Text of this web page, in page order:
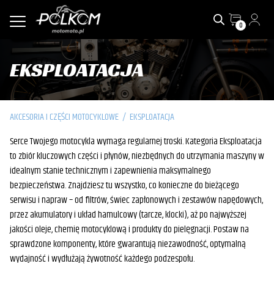
0
EKSPLOATACJA
AKCESORIA I CZĘŚCI MOTOCYKLOWE / EKSPLOATACJA
Serce Twojego motocykla wymaga regularnej troski. Kategoria Eksploatacja
to zbiór kluczowych części i płynów, niezbędnych do utrzymania maszyny w
idealnym stanie technicznym i zapewnienia maksymalnego
bezpieczeństwa. Znajdziesz tu wszystko, co konieczne do bieżącego
serwisu i napraw – od filtrów, świec zapłonowych i zestawów napędowych,
przez akumulatory i układ hamulcowy (tarcze, klocki), aż po najwyższej
jakości oleje, chemię motocyklową i produkty do pielęgnacji. Postaw na
sprawdzone komponenty, które gwarantują niezawodność, optymalną
wydajność i wydłużają żywotność każdego podzespołu.